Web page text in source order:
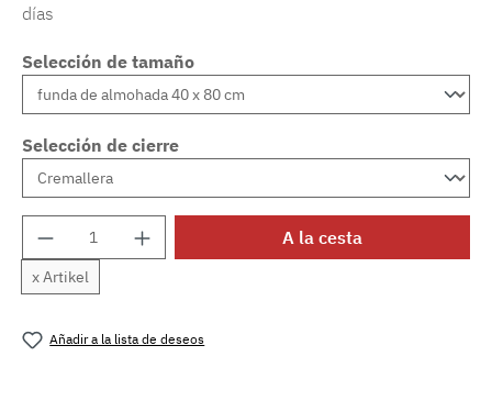
días
Selección de tamaño
Selección de cierre
Cantidad del producto: introduce la
x Artikel
A la cesta
Añadir a la lista de deseos